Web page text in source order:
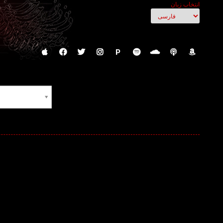
انتخاب زبان
P